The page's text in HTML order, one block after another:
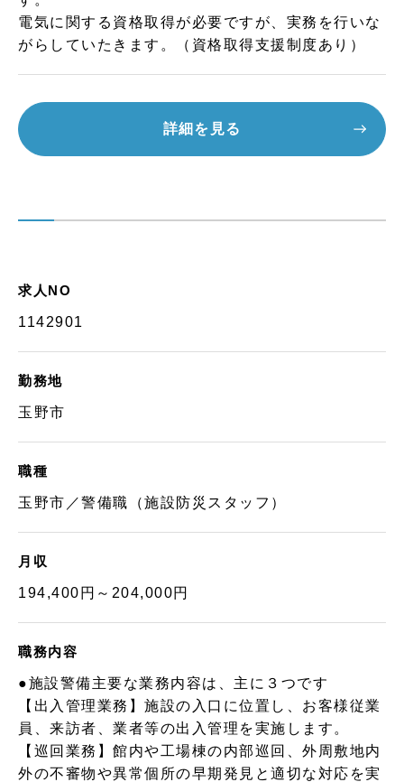
電気に関する資格取得が必要ですが、実務を行いな
がらしていたきます。（資格取得支援制度あり）
詳細を見る
求人NO
1142901
勤務地
玉野市
職種
玉野市／警備職（施設防災スタッフ）
月収
194,400円～204,000円
職務内容
●施設警備主要な業務内容は、主に３つです
【出入管理業務】施設の入口に位置し、お客様従業
員、来訪者、業者等の出入管理を実施します。
【巡回業務】館内や工場棟の内部巡回、外周敷地内
外の不審物や異常個所の早期発見と適切な対応を実